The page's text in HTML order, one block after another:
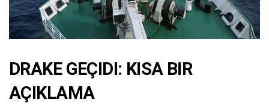
DRAKE GEÇIDI: KISA BIR
AÇIKLAMA